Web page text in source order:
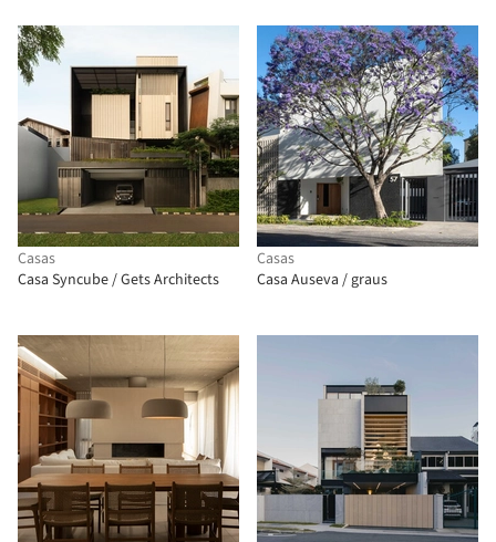
Casas
Casa Syncube / Gets Architects
Casas
Casa Auseva / graus